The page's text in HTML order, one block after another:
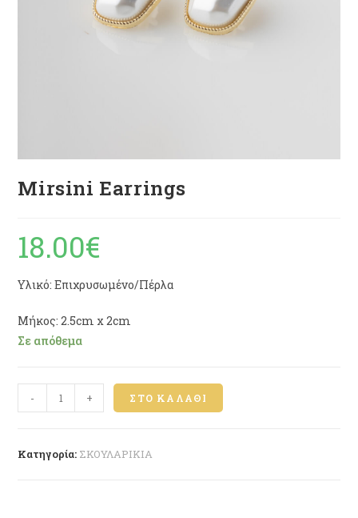
Mirsini Earrings
18.00€
Υλικό: Επιχρυσωμένο/Πέρλα
Μήκος: 2.5cm x 2cm
Σε απόθεμα
- + ΣΤΟ ΚΑΛΆΘΙ
Κατηγορία: ΣΚΟΥΛΑΡΙΚΙΑ